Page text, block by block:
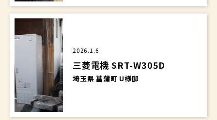
2026.1.6
三菱電機 SRT-W305D
埼玉県 菖蒲町 U様邸